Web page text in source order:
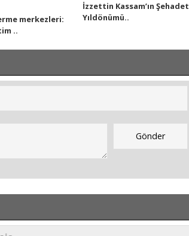
merkezleri:
..
İzzettin Kassam’ın Şehadet
Yıldönümü..